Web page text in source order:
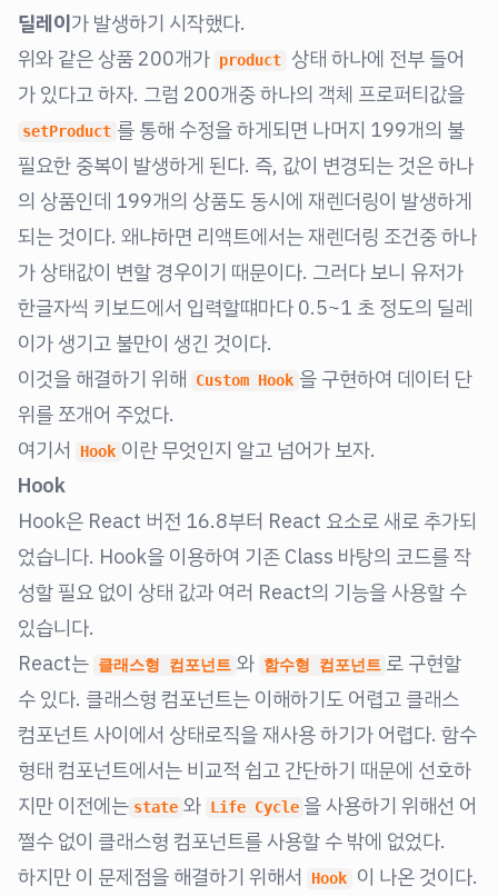
딜레이가 발생하기 시작했다.
위와 같은 상품 200개가 product
상태 하나에 전부 들어
가 있다고 하자. 그럼 200개중 하나의 객체 프로퍼티값을
setProduct 를 통해 수정을 하게되면 나머지 199개의 불
필요한 중복이 발생하게 된다. 즉, 값이 변경되는 것은 하나
의 상품인데 199개의 상품도 동시에 재렌더링이 발생하게
되는 것이다. 왜냐하면 리액트에서는 재렌더링 조건중 하나
가 상태값이 변할 경우이기 때문이다. 그러다 보니 유저가
한글자씩 키보드에서 입력할떄마다 0.5~1 초 정도의 딜레
이가 생기고 불만이 생긴 것이다.
이것을 해결하기 위해
Custom Hook 을 구현하여 데이터 단
위를 쪼개어 주었다.
여기서
Hook 이란 무엇인지 알고 넘어가 보자.
Hook
Hook은 React 버전 16.8부터 React 요소로 새로 추가되
었습니다. Hook을 이용하여 기존 Class 바탕의 코드를 작
성할 필요 없이 상태 값과 여러 React의 기능을 사용할 수
있습니다.
React는 클래스형 컴포넌트 와 함수형 컴포넌트 로 구현할
수 있다. 클래스형 컴포넌트는 이해하기도 어렵고 클래스
컴포넌트 사이에서 상태로직을 재사용 하기가 어렵다. 함수
형태 컴포넌트에서는 비교적 쉽고 간단하기 때문에 선호하
지만 이전에는 state 와 Life Cycle 을 사용하기 위해선 어
쩔수 없이 클래스형 컴포넌트를 사용할 수 밖에 없었다.
하지만 이 문제점을 해결하기 위해서
Hook
이 나온 것이다.